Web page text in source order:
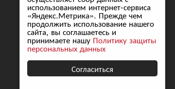
Согласиться
использованием интернет-сервиса
«Яндекс.Метрика». Прежде чем
продолжить использование нашего
сайта, вы соглашаетесь и
принимаете нашу Политику защиты
персональных данных
Разработка сайта